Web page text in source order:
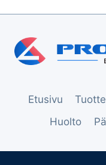
Etusivu
Huolto